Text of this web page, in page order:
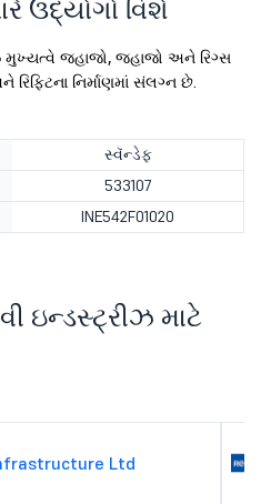
ઉદ્યોગો વિશે
મુખ્યત્વે જહાજો, જહાજો અને રિગ્સ
નિર્માણમાં સંલગ્ન છે.
સ્વૅન્ડેફ
533107
INE542F01020
ઇન્ડસ્ટ્રીઝ માટે
Ltd